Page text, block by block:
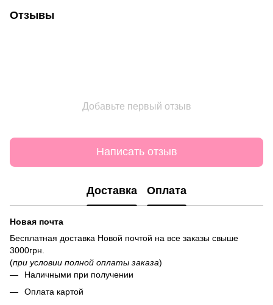
Отзывы
Добавьте первый отзыв
Написать отзыв
Доставка Оплата
Новая почта
Бесплатная доставка Новой почтой на все заказы свыше
3000грн.
(при условии полной оплаты заказа)
Наличными при получении
Оплата картой